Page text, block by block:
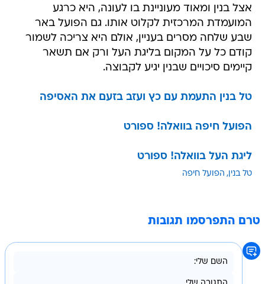
אצל בנין ומאוד מעוניינת בו לעונה, היא כרגע
המועמדת המרכזית לקלוט אותו. גם הפועל באר
שבע שלחה מסרים בעניין, אולם היא צריכה לשמור
קודם כל על המקום בליגת העל ורק אם תשאר
קיימים סיכויים שבנין יגיע לקבוצה.
טל בנין התעמת עם כץ ועזב בזעם את האסיפה
הפועל חיפה בוואלה! ספורט
ליגת העל בוואלה! ספורט
טל בנין הפועל חיפה
טרם התפרסמו תגובות